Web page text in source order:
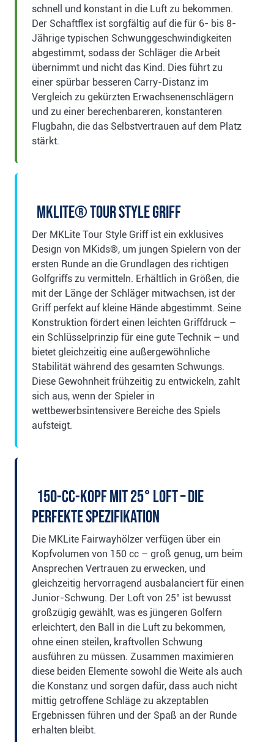
schnell und konstant in die Luft zu bekommen.
Der Schaftflex ist sorgfältig auf die für 6- bis 8-
Jährige typischen Schwunggeschwindigkeiten
abgestimmt, sodass der Schläger die Arbeit
übernimmt und nicht das Kind. Dies führt zu
einer spürbar besseren Carry-Distanz im
Vergleich zu gekürzten Erwachsenenschlägern
und zu einer berechenbareren, konstanteren
Flugbahn, die das Selbstvertrauen auf dem Platz
stärkt.
MKLite® Tour Style Griff
Der MKLite Tour Style Griff ist ein exklusives
Design von MKids®, um jungen Spielern von der
ersten Runde an die Grundlagen des richtigen
Golfgriffs zu vermitteln. Erhältlich in Größen, die
mit der Länge der Schläger mitwachsen, ist der
Griff perfekt auf kleine Hände abgestimmt. Seine
Konstruktion fördert einen leichten Griffdruck –
ein Schlüsselprinzip für eine gute Technik – und
bietet gleichzeitig eine außergewöhnliche
Stabilität während des gesamten Schwungs.
Diese Gewohnheit frühzeitig zu entwickeln, zahlt
sich aus, wenn der Spieler in
wettbewerbsintensivere Bereiche des Spiels
aufsteigt.
150-cc-Kopf mit 25° Loft – Die
perfekte Spezifikation
Die MKLite Fairwayhölzer verfügen über ein
Kopfvolumen von 150 cc – groß genug, um beim
Ansprechen Vertrauen zu erwecken, und
gleichzeitig hervorragend ausbalanciert für einen
Junior-Schwung. Der Loft von 25° ist bewusst
großzügig gewählt, was es jüngeren Golfern
erleichtert, den Ball in die Luft zu bekommen,
ohne einen steilen, kraftvollen Schwung
ausführen zu müssen. Zusammen maximieren
diese beiden Elemente sowohl die Weite als auch
die Konstanz und sorgen dafür, dass auch nicht
mittig getroffene Schläge zu akzeptablen
Ergebnissen führen und der Spaß an der Runde
erhalten bleibt.